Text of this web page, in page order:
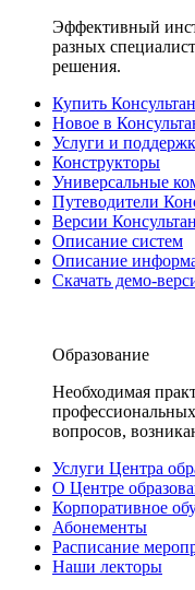
Эффективный
разных
решения.
Купить
Новое в
Услуги и
Конструкторы
Универсальные
Путеводители
Версии
Описание систем
Описание
Скачать демо-
Образование
Необходимая
вопросов,
Услуги Центра
О Центре
Корпоративное
Абонементы
Расписание
Наши лекторы